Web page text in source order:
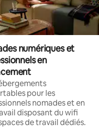
numériques et
en
pour les
nomades et en
disposant du wifi
de travail dédiés.